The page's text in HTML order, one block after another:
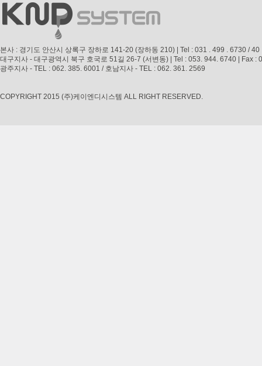
본사 : 경기도 안산시 상록구 장하로 141-20 (장하동 210) | Tel : 031 . 499 . 6730 /
대구지사 - 대구광역시 북구 호국로 51길 26-7 (서변동) | Tel : 053. 944. 6740 | Fax
광주지사 - TEL : 062. 385. 6001 / 호남지사 - TEL : 062. 361. 2569
COPYRIGHT 2015 (주)케이엔디시스템 ALL RIGHT RESERVED.